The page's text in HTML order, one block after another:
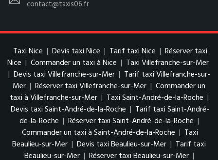
contact@taxis06.fr
Taxi Nice | Devis taxi Nice | Tarif taxi Nice | Réserver taxi
Nice | Commander un taxi à Nice | Taxi Villefranche-sur-Mer
| Devis taxi Villefranche-sur-Mer | Tarif taxi Villefranche-sur-
Mer | Réserver taxi Villefranche-sur-Mer | Commander un
taxi à Villefranche-sur-Mer | Taxi Saint-André-de-la-Roche |
Devis taxi Saint-André-de-la-Roche | Tarif taxi Saint-André-
de-la-Roche | Réserver taxi Saint-André-de-la-Roche |
Commander un taxi à Saint-André-de-la-Roche | Taxi
Beaulieu-sur-Mer | Devis taxi Beaulieu-sur-Mer | Tarif taxi
Beaulieu-sur-Mer | Réserver taxi Beaulieu-sur-Mer |